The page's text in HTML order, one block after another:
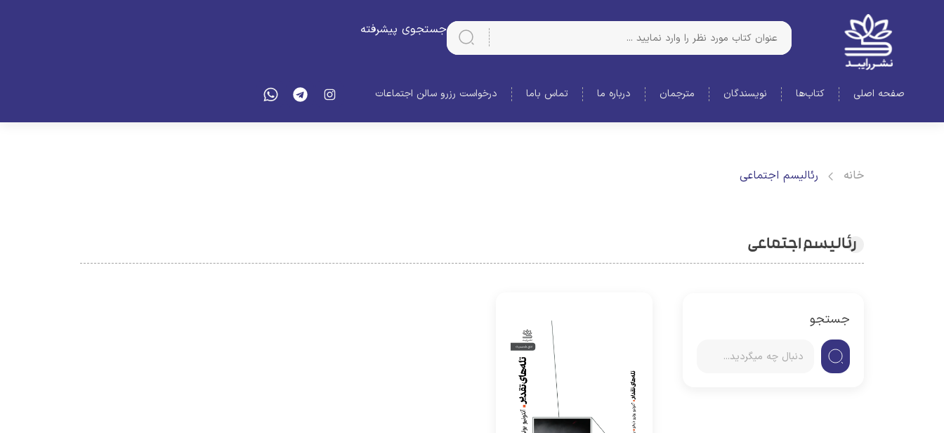
جستجوی پیشرفته
صفحه اصلی کتاب‌ها نویسندگان مترجمان درباره ما تماس باما درخواست رزرو سالن اجتماعات
خانه رئالیسم اجتماعی
رئالیسم اجتماعی
جستجو